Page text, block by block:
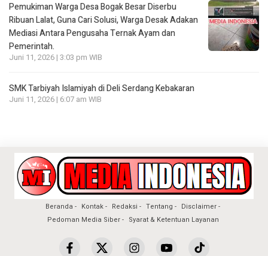
Pemukiman Warga Desa Bogak Besar Diserbu
Ribuan Lalat, Guna Cari Solusi, Warga Desak Adakan
Mediasi Antara Pengusaha Ternak Ayam dan
Pemerintah.
Juni 11, 2026 | 3:03 pm WIB
SMK Tarbiyah Islamiyah di Deli Serdang Kebakaran
Juni 11, 2026 | 6:07 am WIB
Beranda Kontak Redaksi Tentang
Disclaimer
Pedoman Media Siber
Syarat & Ketentuan Layanan